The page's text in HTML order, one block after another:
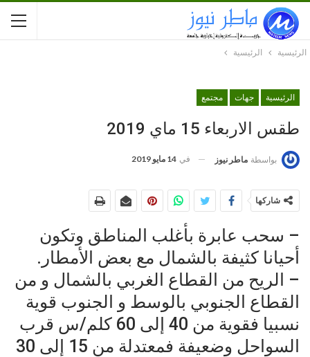
الرئيسية الرئيسية
الرئيسية جهات مجتمع
طقس الاربعاء 15 ماي 2019
بواسطة ماطر نيوز في 14 مايو 2019
شاركها
– سحب عابرة بأغلب المناطق وتكون
أحيانا كثيفة بالشمال مع بعض الأمطار.
– الريح من القطاع الغربي بالشمال و من
القطاع الجنوبي بالوسط و الجنوب قوية
نسبيا فقوية من 40 إلى 60 كلم/س قرب
السواحل وضعيفة فمعتدلة من 15 إلى 30